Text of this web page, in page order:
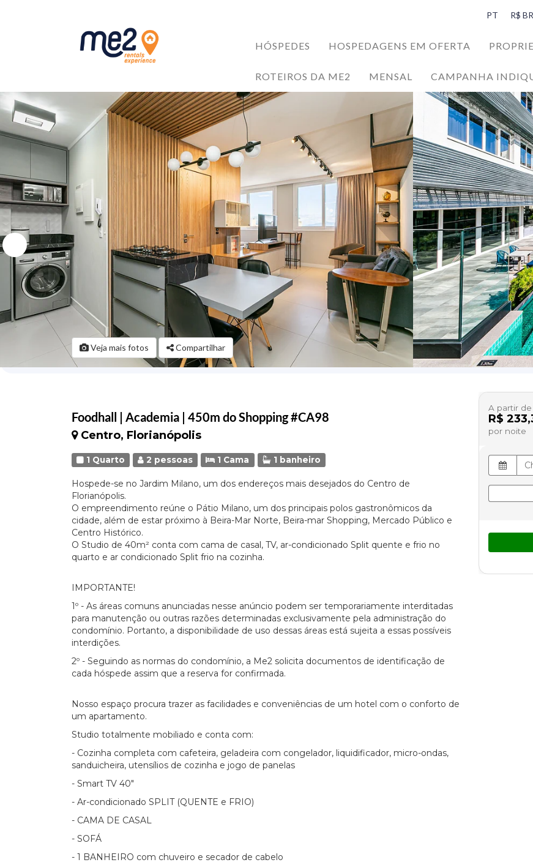
PT R$
HÓSPEDES
HOSPEDAGENS EM OFERTA
ROTEIROS DA ME2
Me2 completa 6 anos!
6 razões para investir no mercado de Short Stay
4 Trilhas em Florianópolis: Explore as Belezas Naturais da Ilha da Magia
MENSAL CAMPANHA
Veja mais fotos Compartilhar
Foodhall | Academia | 450m do Shopping #CA98
Centro, Florianópolis
1 Quarto 2 pessoas 1 Cama 1 banheiro
Hospede-se no Jardim Milano, um dos endereços mais desejados do Centro de
Florianópolis.
O empreendimento reúne o Pátio Milano, um dos principais polos gastronômicos da
cidade, além de estar próximo à Beira-Mar Norte, Beira-mar Shopping, Mercado Público e
Centro Histórico.
O Studio de 40m² conta com cama de casal, TV, ar-condicionado Split quente e frio no
quarto e ar condicionado Split frio na cozinha.
IMPORTANTE!
1º - As áreas comuns anunciadas nesse anúncio podem ser temporariamente interditadas
para manutenção ou outras razões determinadas exclusivamente pela administração do
condomínio. Portanto, a disponibilidade de uso dessas áreas está sujeita a essas possíveis
interdições.
2º - Seguindo as normas do condomínio, a Me2 solicita documentos de identificação de
cada hóspede assim que a reserva for confirmada.
Nosso espaço procura trazer as facilidades e conveniências de um hotel com o conforto de
um apartamento.
Studio totalmente mobiliado e conta com:
- Cozinha completa com cafeteira, geladeira com congelador, liquidificador, micro-ondas,
sanduicheira, utensílios de cozinha e jogo de panelas
- Smart TV 40"
- Ar-condicionado SPLIT (QUENTE e FRIO)
- CAMA DE CASAL
- SOFÁ
- 1 BANHEIRO com chuveiro e secador de cabelo
A partir de
R$
por noite